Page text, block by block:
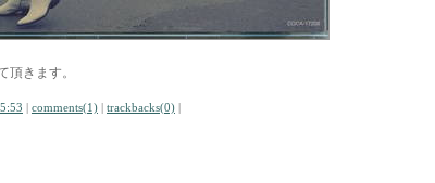
頂きます。
| comments(1) | trackbacks(0) |